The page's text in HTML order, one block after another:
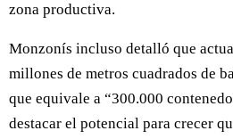
zona productiva.
Monzonís incluso detalló que
millones de metros cuadrados de
que equivale a “300.000
destacar el potencial para crecer